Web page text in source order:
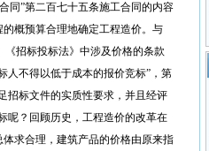
”第二百七十五条施工合同的内容
概预算合理地确定工程造价。与
《招标投标法》中涉及价格的条款
人不得以低于成本的报价竞标”，第
招标文件的实质性要求，并且经评
呢？回顾历史，工程造价的改革在
求合理，建筑产品的价格由原来指